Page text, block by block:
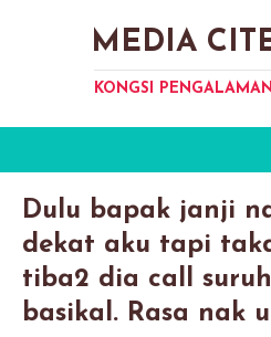
MEDIA
KONGSI
Dulu bapak janji
dekat aku tapi
tiba2 dia call
basikal. Rasa nak